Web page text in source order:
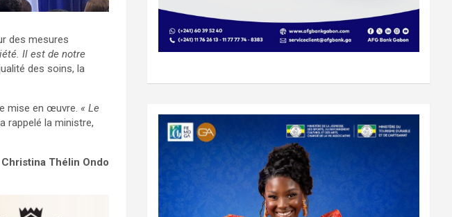
des mesures
Il est de notre
des soins, la
mise en œuvre. « Le
rappelé la ministre,
Christina Thélin Ondo